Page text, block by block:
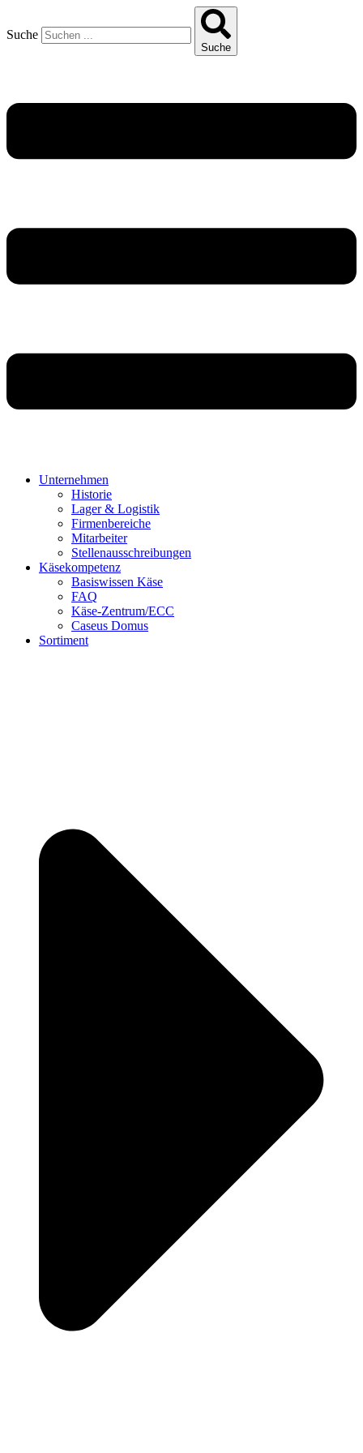
Suche
Suche
Unternehmen
Historie
Lager & Logistik
Firmenbereiche
Mitarbeiter
Stellenausschreibungen
Käsekompetenz
Basiswissen Käse
FAQ
Käse-Zentrum/ECC
Caseus Domus
Sortiment